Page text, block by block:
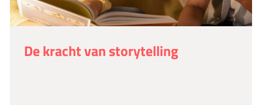
De kracht van storytelling